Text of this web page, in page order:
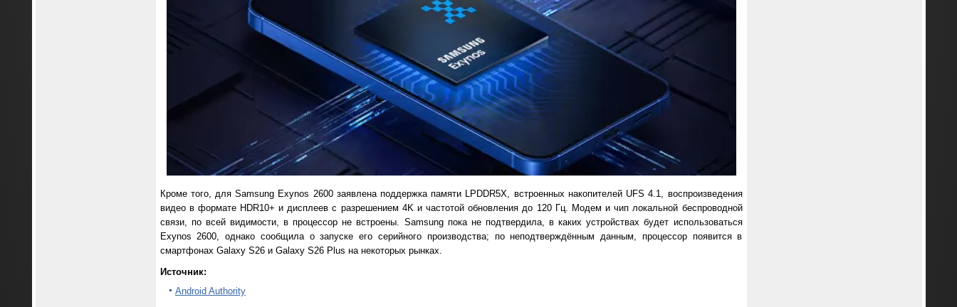
Кроме того, для Samsung Exynos 2600 заявлена поддержка памяти LPDDR5X, встроенных накопителей UFS 4.1, воспроизведения
видео в формате HDR10+ и дисплеев с разрешением 4K и частотой обновления до 120 Гц. Модем и чип локальной беспроводной
связи, по всей видимости, в процессор не встроены. Samsung пока не подтвердила, в каких устройствах будет использоваться
Exynos 2600, однако сообщила о запуске его серийного производства; по неподтверждённым данным, процессор появится в
смартфонах Galaxy S26 и Galaxy S26 Plus на некоторых рынках.
Источник:
Android Authority